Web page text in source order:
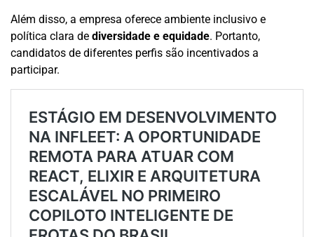
Além disso, a empresa oferece ambiente inclusivo e
política clara de diversidade e equidade. Portanto,
candidatos de diferentes perfis são incentivados a
participar.